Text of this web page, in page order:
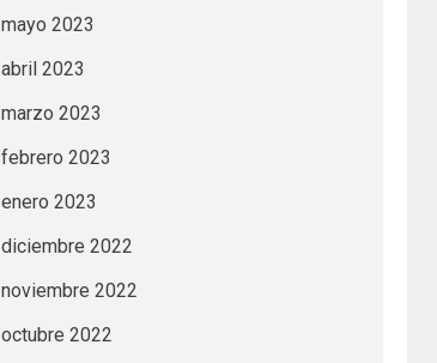
mayo 2023
abril 2023
marzo 2023
febrero 2023
enero 2023
diciembre 2022
noviembre 2022
octubre 2022